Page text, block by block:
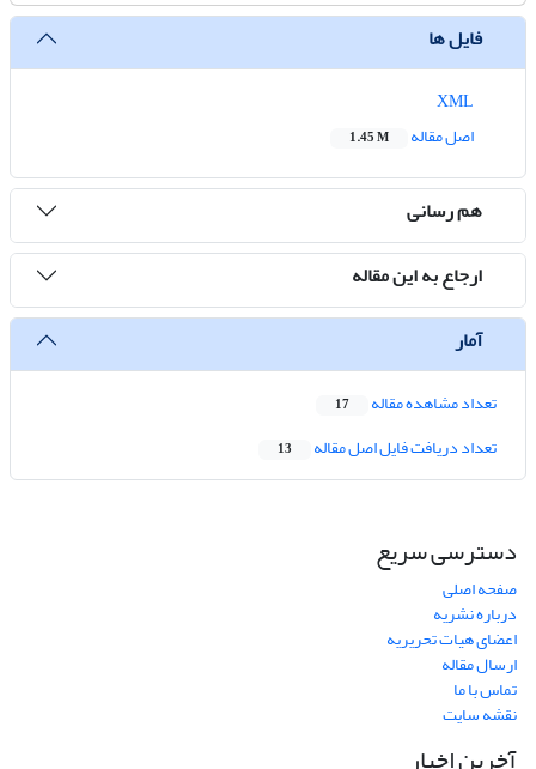
فایل ها
اصل مقاله
1.45 M
هم رسانی
ارجاع به این مقاله
آمار
تعداد مشاهده مقاله 17
تعداد دریافت فایل اصل مقاله 13
دسترسی سریع
صفحه اصلی
درباره نشریه
اعضای هیات تحریریه
ارسال مقاله
تماس با ما
نقشه سایت